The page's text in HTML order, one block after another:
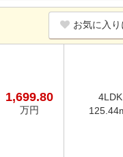
お気に入り
1,699.80
万円
4LDK